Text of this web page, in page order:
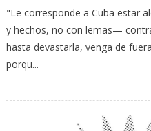
"Le corresponde a Cuba estar
y hechos, no con lemas—
hasta devastarla, venga de
porqu...